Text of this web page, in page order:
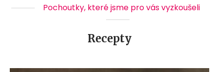
Pochoutky, které jsme pro vás vyzkoušeli
Recepty